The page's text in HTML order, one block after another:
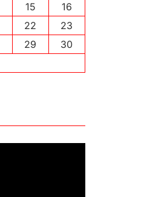
15
16
22
23
29
30